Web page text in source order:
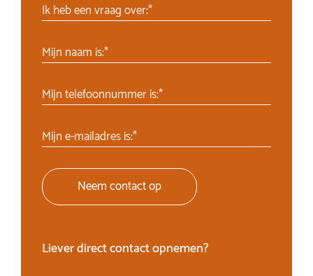
Ik heb een vraag over:*
Mijn naam is:*
Mijn telefoonnummer is:*
Mijn e-mailadres is:*
Neem contact op
Liever direct contact opnemen?